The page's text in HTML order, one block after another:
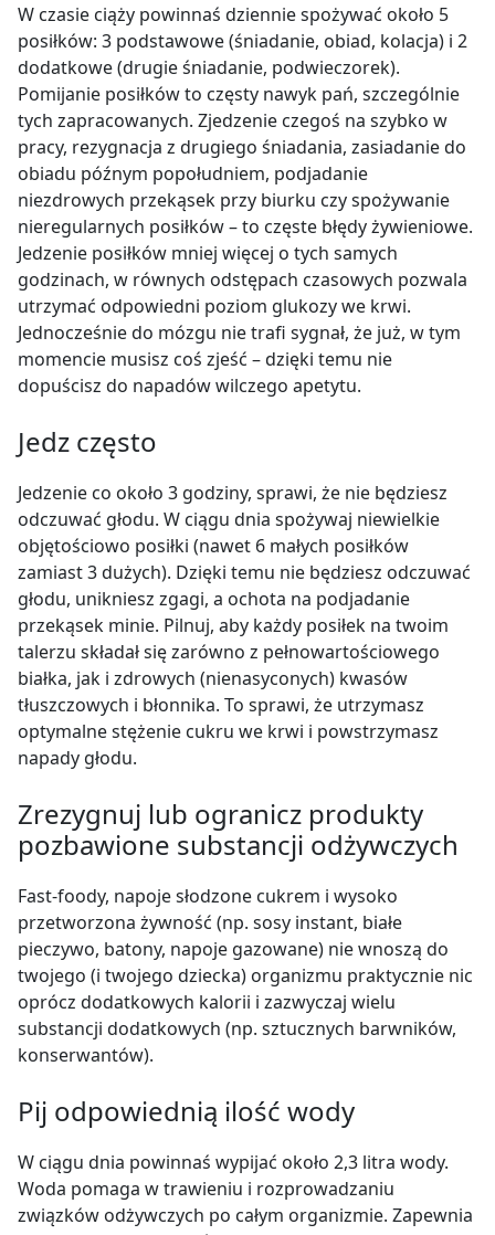
W czasie ciąży powinnaś dziennie spożywać około 5
posiłków: 3 podstawowe (śniadanie, obiad, kolacja) i 2
dodatkowe (drugie śniadanie, podwieczorek).
Pomijanie posiłków to częsty nawyk pań, szczególnie
tych zapracowanych. Zjedzenie czegoś na szybko w
pracy, rezygnacja z drugiego śniadania, zasiadanie do
obiadu późnym popołudniem, podjadanie
niezdrowych przekąsek przy biurku czy spożywanie
nieregularnych posiłków – to częste błędy żywieniowe.
Jedzenie posiłków mniej więcej o tych samych
godzinach, w równych odstępach czasowych pozwala
utrzymać odpowiedni poziom glukozy we krwi.
Jednocześnie do mózgu nie trafi sygnał, że już, w tym
momencie musisz coś zjeść – dzięki temu nie
dopuścisz do napadów wilczego apetytu.
Jedz często
Jedzenie co około 3 godziny, sprawi, że nie będziesz
odczuwać głodu. W ciągu dnia spożywaj niewielkie
objętościowo posiłki (nawet 6 małych posiłków
zamiast 3 dużych). Dzięki temu nie będziesz odczuwać
głodu, unikniesz zgagi, a ochota na podjadanie
przekąsek minie. Pilnuj, aby każdy posiłek na twoim
talerzu składał się zarówno z pełnowartościowego
białka, jak i zdrowych (nienasyconych) kwasów
tłuszczowych i błonnika. To sprawi, że utrzymasz
optymalne stężenie cukru we krwi i powstrzymasz
napady głodu.
Zrezygnuj lub ogranicz produkty
pozbawione substancji odżywczych
Fast-foody, napoje słodzone cukrem i wysoko
przetworzona żywność (np. sosy instant, białe
pieczywo, batony, napoje gazowane) nie wnoszą do
twojego (i twojego dziecka) organizmu praktycznie nic
oprócz dodatkowych kalorii i zazwyczaj wielu
substancji dodatkowych (np. sztucznych barwników,
konserwantów).
Pij odpowiednią ilość wody
W ciągu dnia powinnaś wypijać około 2,3 litra wody.
Woda pomaga w trawieniu i rozprowadzaniu
związków odżywczych po całym organizmie. Zapewnia